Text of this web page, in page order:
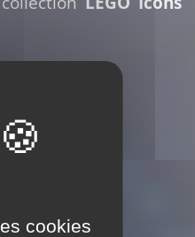
ce set
cookies